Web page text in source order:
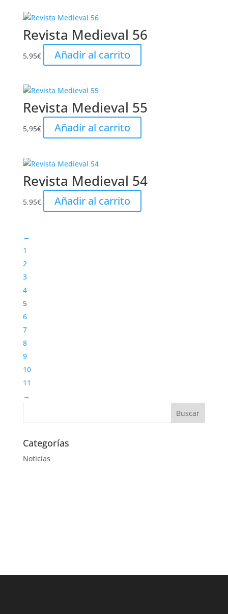
Revista Medieval 56
5,95€ Añadir al carrito
Revista Medieval 55
5,95€ Añadir al carrito
Revista Medieval 54
5,95€ Añadir al carrito
←
1
2
3
4
5
6
7
8
9
10
11
→
Categorías
Noticias